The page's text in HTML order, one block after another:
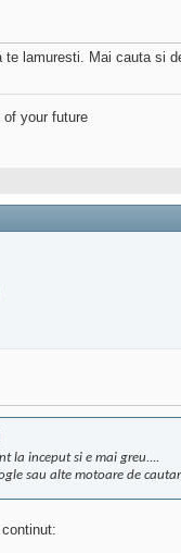
lamuresti. Mai cauta si
your future
la inceput si e mai greu....
sau alte motoare de